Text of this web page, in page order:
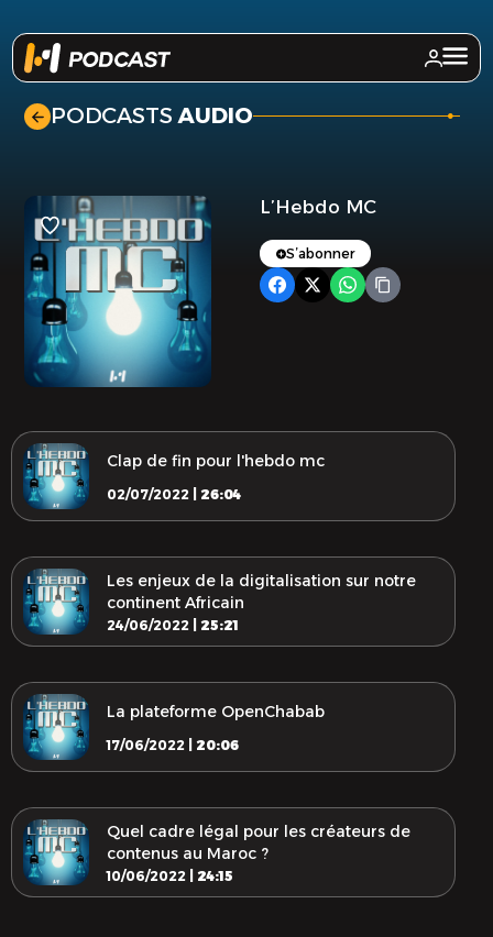
PODCASTSAUDIO .
L’Hebdo MC
S’abonner
Clap de fin pour l'hebdo mc
02/07/2022 | 26:04
Les enjeux de la digitalisation sur notre
continent Africain
24/06/2022 | 25:21
La plateforme OpenChabab
17/06/2022 | 20:06
Quel cadre légal pour les créateurs de
contenus au Maroc ?
10/06/2022 | 24:15